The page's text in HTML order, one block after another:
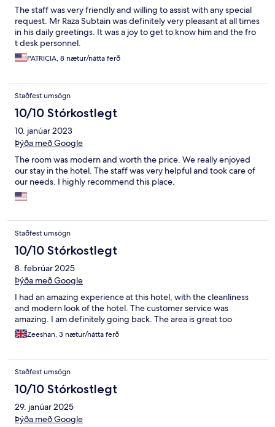
The staff was very friendly and willing to assist with any special
request. Mr Raza Subtain was definitely very pleasant at all times
in his daily greetings. It was a joy to get to know him and the fro
t desk personnel.
PATRICIA, 8 nætur/nátta ferð
Staðfest umsögn
10/10 Stórkostlegt
10. janúar 2023
Þýða með Google
The room was modern and worth the price. We really enjoyed
our stay in the hotel. The staff was very helpful and took care of
our needs. I highly recommend this place.
Staðfest umsögn
10/10 Stórkostlegt
8. febrúar 2025
Þýða með Google
I had an amazing experience at this hotel, with the cleanliness
and modern look of the hotel. The customer service was
amazing. I am definitely going back. The area is great too
Zeeshan, 3 nætur/nátta ferð
Staðfest umsögn
10/10 Stórkostlegt
29. janúar 2025
Þýða með Google